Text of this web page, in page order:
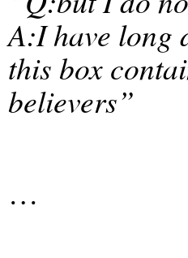
A:I have long
this box
believers”
…